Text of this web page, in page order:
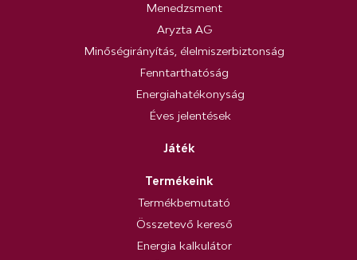
Menedzsment
Aryzta AG
Minőségirányítás, élelmiszerbiztonság
Fenntarthatóság
Energiahatékonyság
Éves jelentések
Játék
Termékeink
Termékbemutató
Összetevő kereső
Energia kalkulátor